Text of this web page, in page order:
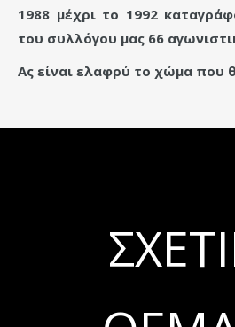
1988 μέχρι το 1992
του συλλόγου μας 66
Ας είναι ελαφρύ το χώμα που